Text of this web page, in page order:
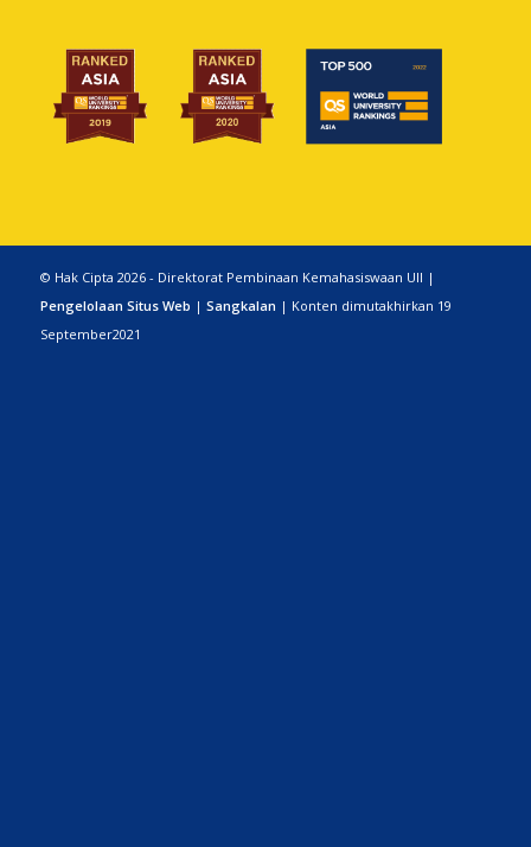
© Hak Cipta 2026 - Direktorat Pembinaan Kemahasiswaan UII |
Pengelolaan Situs Web | Sangkalan | Konten dimutakhirkan 19
September2021